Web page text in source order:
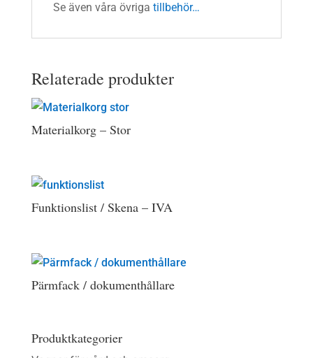
Se även våra övriga tillbehör…
Relaterade produkter
Materialkorg – Stor
Funktionslist / Skena – IVA
Pärmfack / dokumenthållare
Produktkategorier